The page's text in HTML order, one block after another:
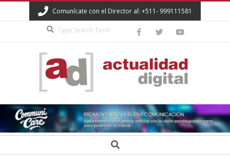
to
Comunícate con el Director al: +511- 999111581
ACTUALIDAD
DIGITAL Search